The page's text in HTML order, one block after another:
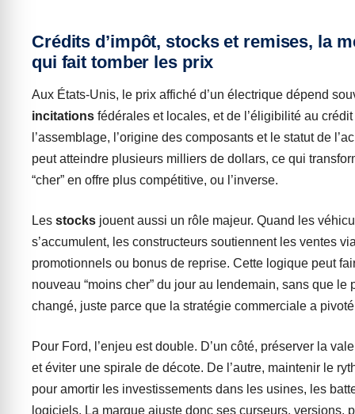
Crédits d’impôt, stocks et remises, la
qui fait tomber les prix
Aux États-Unis, le prix affiché d’un électrique dépend
incitations fédérales et locales, et de l’éligibilité au crédit
l’assemblage, l’origine des composants et le statut de
peut atteindre plusieurs milliers de dollars, ce qui
“cher” en offre plus compétitive, ou l’inverse.
Les stocks jouent aussi un rôle majeur. Quand les
s’accumulent, les constructeurs soutiennent les ventes
promotionnels ou bonus de reprise. Cette logique peut
nouveau “moins cher” du jour au lendemain, sans que le
changé, juste parce que la stratégie commerciale a
Pour Ford, l’enjeu est double. D’un côté, préserver la
et éviter une spirale de décote. De l’autre, maintenir le
pour amortir les investissements dans les usines, les
logiciels. La marque ajuste donc ses curseurs, versions,